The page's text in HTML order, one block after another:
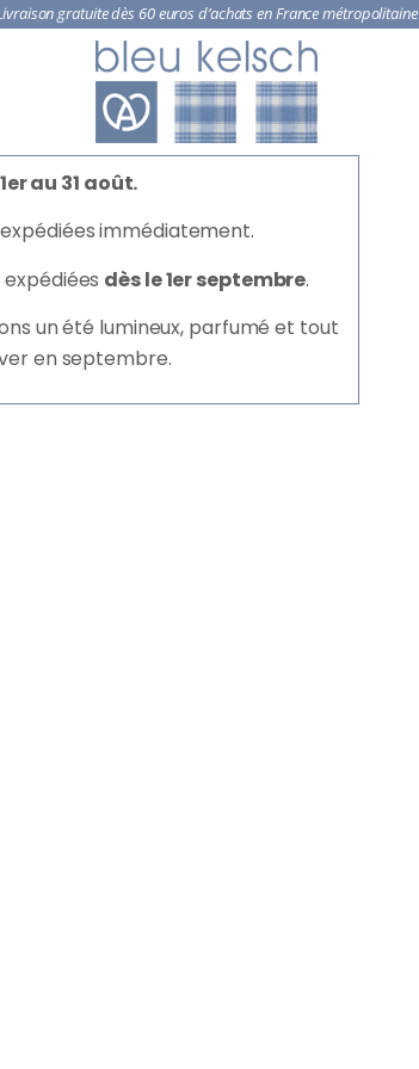
gratuite dès 60 euros d’achats en France métropolitaine
au 31 août.
immédiatement.
dès le 1er septembre.
un été lumineux, parfumé et tout
en septembre.